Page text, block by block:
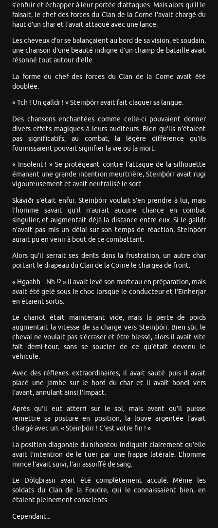
s’enfuir et échapper à leur portée d’attaques. Mais alors qu’il le
faisait, le chef des forces du Clan de la Corne l’avait chargé du
haut d’un char et l’avait attaqué avec une lance.
Les cheveux d’or se balançaient au bord de sa vision, et soudain,
une chanson d’une beauté indigne d’un champ de bataille avait
résonné tout autour d’elle.
La forme du chef des forces du Clan de la Corne avait été
doublée.
« Tch ! Un galldr ! » Steinþórr avait fait claquer sa langue.
Des chansons enchantées comme celle-ci pouvaient donner
divers effets magiques à leurs auditeurs. Bien qu’ils n’étaient
pas significatifs, au combat, la légère différence qu’ils
fournissaient pouvait signifier la vie ou la mort.
« Insolent ! » Se protégeant contre l’attaque de la silhouette
émanant une grande intention meurtrière, Steinþórr avait rugi
vigoureusement et avait neutralisé le sort.
Skáviðr s’était enfui. Steinþórr voulait s’en prendre à lui, mais
l’homme savait qu’il n’aurait aucune chance en combat
singulier, et augmentait déjà la distance entre eux. Si le galldr
n’avait pas mis un délai sur son temps de réaction, Steinþórr
aurait pu en venir à bout de ce combattant.
Alors qu’il serrait ses dents dans la frustration, un autre char
portant le drapeau du Clan de la Corne le chargea de front.
« Hgaahh... Nh !? » Il avait levé son marteau en préparation, mais
avait été gelé sous le choc lorsque le conducteur et l’Einherjar
en étaient sortis.
Le chariot était maintenant vide, mais la perte de poids
augmentait la vitesse de sa charge vers Steinþórr. Bien sûr, le
cheval ne voulait pas s’écraser et être blessé, alors il avait vite
fait demi-tour, sans se soucier de ce qu’était devenu le
véhicule.
Avec des réflexes extraordinaires, il avait sauté puis il avait
placé une jambe sur le bord du char et il avait bondi vers
l’avant, annulant ainsi l’impact.
Après qu’il eut atterri sur le sol, mais avant qu’il puisse
remettre sa posture en position, la louve argentée l’avait
chargé avec un. « Steinþórr ! C’est votre fin ! »
La position diagonale du nihontou indiquait clairement qu’elle
avait l’intention de le tuer par une frappe latérale. L’homme
mince l’avait suivi, l’air assoiffé de sang.
Le Dólgþrasir avait été complètement acculé. Même les
soldats du Clan de la Foudre, qui le connaissaient bien, en
étaient pleinement conscients.
Cependant...